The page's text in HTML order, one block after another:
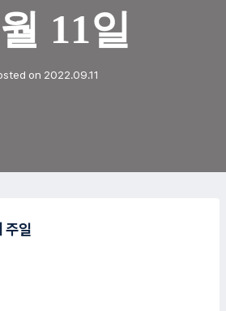
11일
on 2022.09.11
주일